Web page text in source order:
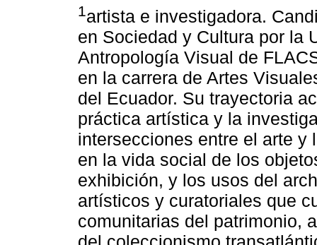
1artista e investigadora.
en Sociedad y Cultura por la
Antropología Visual de
en la carrera de Artes
del Ecuador. Su trayectoria
práctica artística y la
intersecciones entre el arte y
en la vida social de los
exhibición, y los usos del
artísticos y curatoriales que
comunitarias del patrimonio,